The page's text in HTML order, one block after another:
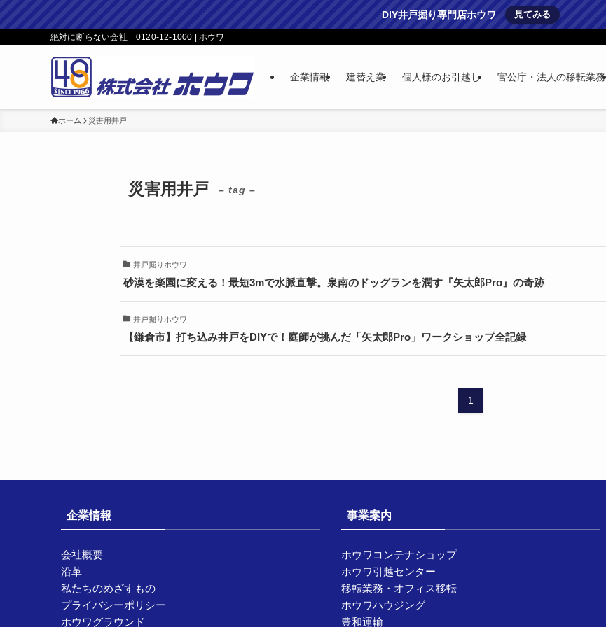
DIY井戸掘り専門店ホウワ 見てみる
絶対に断らない会社 0120-12-1000 | ホウワ
企業情報 建替え業 個人様のお引越し 官公庁・法人の移転業務
ホーム 災害用井戸
災害用井戸 – tag –
井戸掘りホウワ
砂漠を楽園に変える！最短3mで水脈直撃。泉南のドッグランを潤す『矢太郎Pro』の奇跡
井戸掘りホウワ
【鎌倉市】打ち込み井戸をDIYで！庭師が挑んだ「矢太郎Pro」ワークショップ全記録
1
企業情報
会社概要
沿革
私たちのめざすもの
プライバシーポリシー
ホウワグラウンド
事業案内
ホウワコンテナショップ
ホウワ引越センター
移転業務・オフィス移転
ホウワハウジング
豊和運輸